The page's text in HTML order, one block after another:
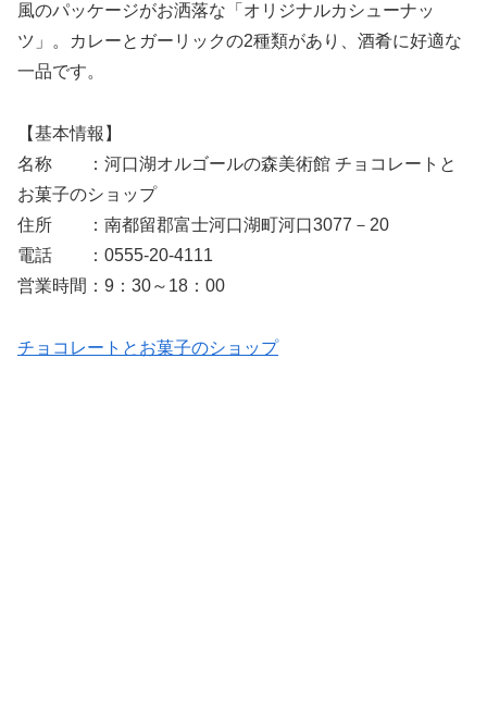
風のパッケージがお洒落な「オリジナルカシューナッ
ツ」。カレーとガーリックの2種類があり、酒肴に好適な
一品です。
【基本情報】
名称 ：河口湖オルゴールの森美術館 チョコレートと
お菓子のショップ
住所 ：南都留郡富士河口湖町河口3077－20
電話 ：0555-20-4111
営業時間：9：30～18：00
チョコレートとお菓子のショップ